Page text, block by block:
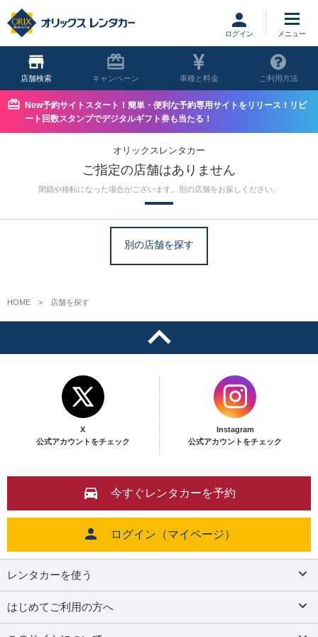
ログイン
店舗 キャンペーン 車種と料金 ご利用方法
New予約サイトスタート！簡単・便利な予約専用サイトをリリース！リピ
ート回数スタンプでデジタルギフト券も当たる！
オリックスレンタカー
ご指定の店舗はありません
閉鎖や移転になった場合がございます。別の店舗をお探しください。
別の店舗を探す
HOME 店舗を探す
X
公式アカウントをチェック
Instagram
公式アカウントをチェック
今すぐレンタカーを予約
ログイン（マイページ）
レンタカーを使う
はじめてご利用の方へ